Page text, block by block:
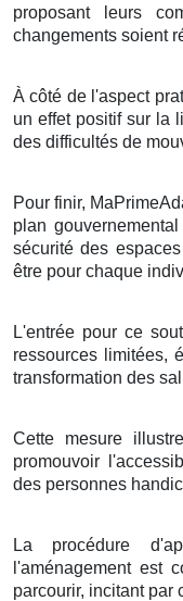
proposant leurs
changements soient
À côté de l'aspect
un effet positif sur la
des difficultés de
Pour finir,
plan
sécurité des
être pour chaque
L'entrée pour ce
ressources limitées,
transformation des
Cette mesure
promouvoir
des personnes
La procédure
l'aménagement est
parcourir, incitant par